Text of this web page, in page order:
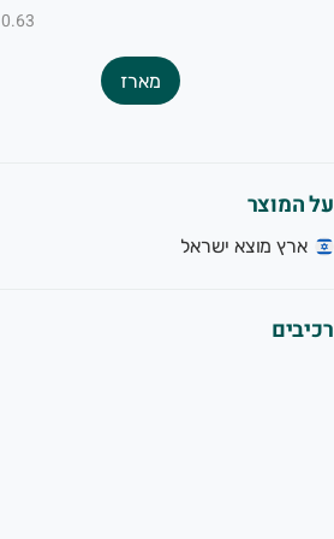
₪0.63 ל-
מארז
על המוצר
ארץ מוצא ישראל
רכיבים